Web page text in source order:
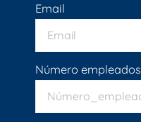
Email
Número empleados